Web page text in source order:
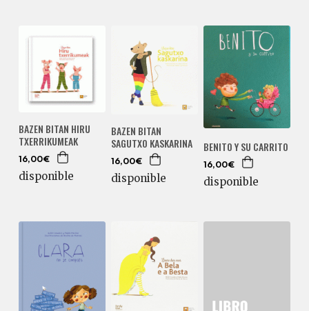
BAZEN BITAN HIRU
TXERRIKUMEAK
16,00€
disponible
BAZEN BITAN
SAGUTXO KASKARINA
16,00€
disponible
BENITO Y SU CARRITO
16,00€
disponible